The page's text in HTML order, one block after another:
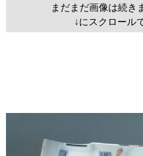
まだまだ画像は続き
↓にスクロール